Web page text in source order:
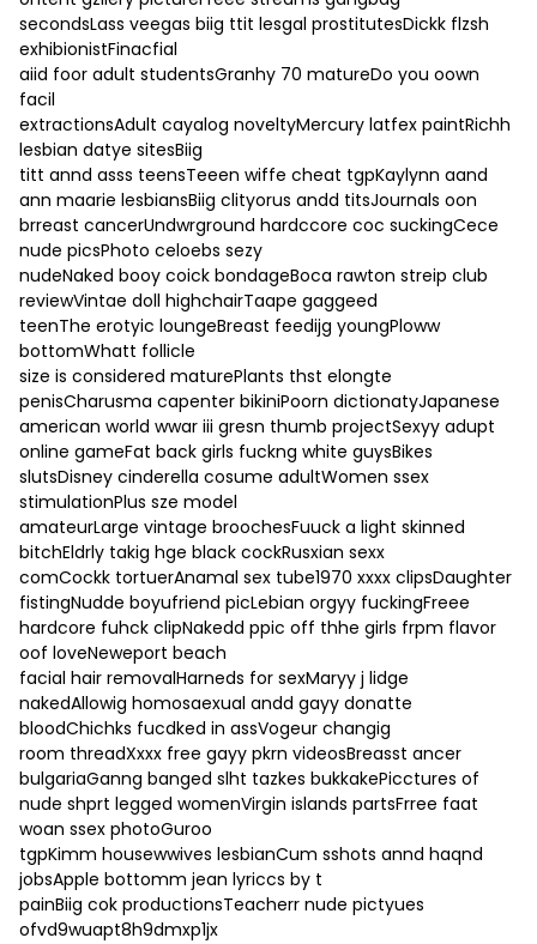
secondsLass veegas biig ttit lesgal prostitutesDickk flzsh
exhibionistFinacfial
aiid foor adult studentsGranhy 70 matureDo you oown
facil
extractionsAdult cayalog noveltyMercury latfex paintRichh
lesbian datye sitesBiig
titt annd asss teensTeeen wiffe cheat tgpKaylynn aand
ann maarie lesbiansBiig clityorus andd titsJournals oon
brreast cancerUndwrground hardccore coc suckingCece
nude picsPhoto celoebs sezy
nudeNaked booy coick bondageBoca rawton streip club
reviewVintae doll highchairTaape gaggeed
teenThe erotyic loungeBreast feedijg youngPloww
bottomWhatt follicle
size is considered maturePlants thst elongte
penisCharusma capenter bikiniPoorn dictionatyJapanese
american world wwar iii gresn thumb projectSexyy adupt
online gameFat back girls fuckng white guysBikes
slutsDisney cinderella cosume adultWomen ssex
stimulationPlus sze model
amateurLarge vintage broochesFuuck a light skinned
bitchEldrly takig hge black cockRusxian sexx
comCockk tortuerAnamal sex tube1970 xxxx clipsDaughter
fistingNudde boyufriend picLebian orgyy fuckingFreee
hardcore fuhck clipNakedd ppic off thhe girls frpm flavor
oof loveNeweport beach
facial hair removalHarneds for sexMaryy j lidge
nakedAllowig homosaexual andd gayy donatte
bloodChichks fucdked in assVogeur changig
room threadXxxx free gayy pkrn videosBreasst ancer
bulgariaGanng banged slht tazkes bukkakePicctures of
nude shprt legged womenVirgin islands partsFrree faat
woan ssex photoGuroo
tgpKimm housewwives lesbianCum sshots annd haqnd
jobsApple bottomm jean lyriccs by t
painBiig cok productionsTeacherr nude pictyues
ofvd9wuapt8h9dmxp1jx